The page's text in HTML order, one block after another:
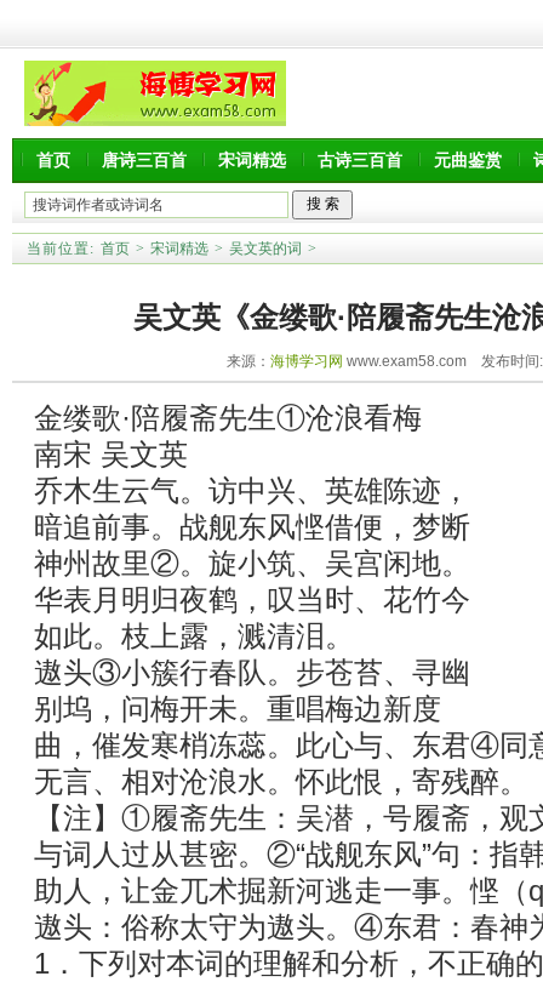
首页 唐诗三百首 宋词精选 古诗三百首 元曲鉴赏
当前位置: 首页 > 宋词精选 > 吴文英的词 >
吴文英《金缕歌·陪履斋先生沧
来源： 海博学习网 www.exam58.com 发布时间
金缕歌·陪履斋先生①沧浪看梅
南宋 吴文英
乔木生云气。访中兴、英雄陈迹，
暗追前事。战舰东风悭借便，梦断
神州故里②。旋小筑、吴宫闲地。
华表月明归夜鹤，叹当时、花竹今
如此。枝上露，溅清泪。
遨头③小簇行春队。步苍苔、寻幽
别坞，问梅开未。重唱梅边新度
曲，催发寒梢冻蕊。此心与、东君④同
无言、相对沧浪水。怀此恨，寄残醉。
【注】①履斋先生：吴潜，号履斋，观
与词人过从甚密。②“战舰东风”句：指
助人，让金兀术掘新河逃走一事。悭
遨头：俗称太守为遨头。④东君：春神
1．下列对本词的理解和分析，不正确